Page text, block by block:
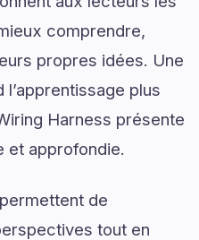
comprendre,
propres idées. Une
plus
Harness présente
et approfondie.
de
tout en